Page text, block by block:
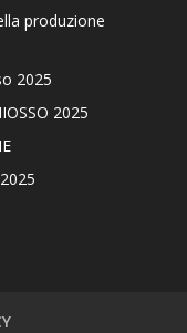
produzione
2025
2025